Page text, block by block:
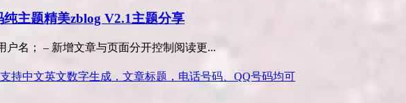
纯主题精美zblog V2.1主题分享
名； – 新增文章与页面分开控制阅读更...